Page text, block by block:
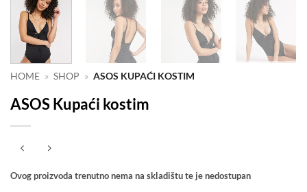
HOME » SHOP » ASOS KUPAĆI KOSTIM
ASOS Kupaći kostim
Ovog proizvoda trenutno nema na skladištu te je nedostupan